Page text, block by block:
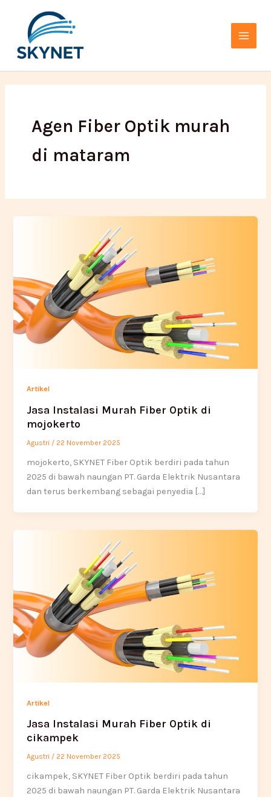
konten
Menu
Agen Fiber Optik murah
di mataram
Artikel
Jasa Instalasi Murah Fiber Optik di
mojokerto
Agustri / 22 November 2025
mojokerto, SKYNET Fiber Optik berdiri pada tahun
2025 di bawah naungan PT. Garda Elektrik Nusantara
dan terus berkembang sebagai penyedia […]
Artikel
Jasa Instalasi Murah Fiber Optik di
cikampek
Agustri / 22 November 2025
cikampek, SKYNET Fiber Optik berdiri pada tahun
2025 di bawah naungan PT. Garda Elektrik Nusantara